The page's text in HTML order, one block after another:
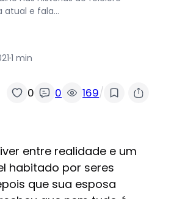
atual e fala…
·1 min
0 0 169/
entre realidade e um
habitado por seres
que sua esposa